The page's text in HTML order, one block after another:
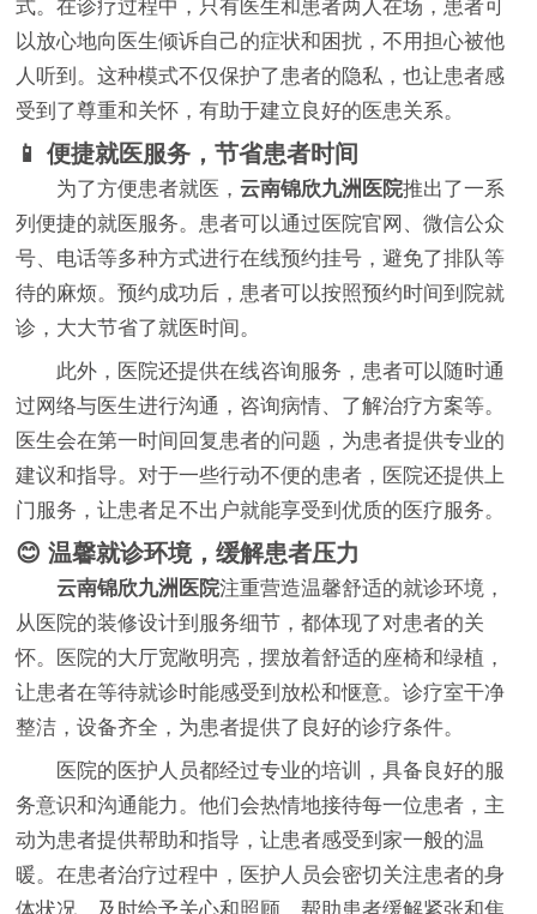
式。在诊疗过程中，只有医生和患者两人在场，患者可
以放心地向医生倾诉自己的症状和困扰，不用担心被他
人听到。这种模式不仅保护了患者的隐私，也让患者感
受到了尊重和关怀，有助于建立良好的医患关系。
📱 便捷就医服务，节省患者时间
为了方便患者就医，云南锦欣九洲医院推出了一系
列便捷的就医服务。患者可以通过医院官网、微信公众
号、电话等多种方式进行在线预约挂号，避免了排队等
待的麻烦。预约成功后，患者可以按照预约时间到院就
诊，大大节省了就医时间。
此外，医院还提供在线咨询服务，患者可以随时通
过网络与医生进行沟通，咨询病情、了解治疗方案等。
医生会在第一时间回复患者的问题，为患者提供专业的
建议和指导。对于一些行动不便的患者，医院还提供上
门服务，让患者足不出户就能享受到优质的医疗服务。
😊 温馨就诊环境，缓解患者压力
云南锦欣九洲医院注重营造温馨舒适的就诊环境，
从医院的装修设计到服务细节，都体现了对患者的关
怀。医院的大厅宽敞明亮，摆放着舒适的座椅和绿植，
让患者在等待就诊时能感受到放松和惬意。诊疗室干净
整洁，设备齐全，为患者提供了良好的诊疗条件。
医院的医护人员都经过专业的培训，具备良好的服
务意识和沟通能力。他们会热情地接待每一位患者，主
动为患者提供帮助和指导，让患者感受到家一般的温
暖。在患者治疗过程中，医护人员会密切关注患者的身